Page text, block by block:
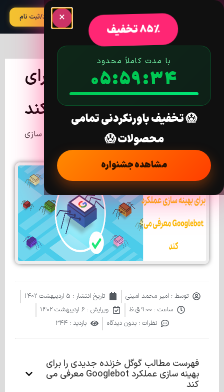
×
85% تخفیف
با مدت کاملاً محدود
05:59:33
😱 تخفیف باورنکردنی تمامی
محصولات 😱
مشاهده جشنواره
آپدیت ورود/ثبت نام
گوگل خزنده جدیدی را برای
بهینه سازی عملکرد
Googlebot معرفی می کند
اخبار / گوگل خزنده جدیدی را برای بهینه سازی
عملکرد Googlebot معرفی می کند
توسط : امیر محمد امینی تاریخ انتشار : 5 اردیبهشت 1402
ساعت : 9:00 ق.ظ
ویرایش : 6 اردیبهشت 1402
نظرات : بدون دیدگاه بازدید : 344
فهرست مطالب گوگل خزنده جدیدی را برای
بهینه سازی عملکرد Googlebot معرفی می
کند